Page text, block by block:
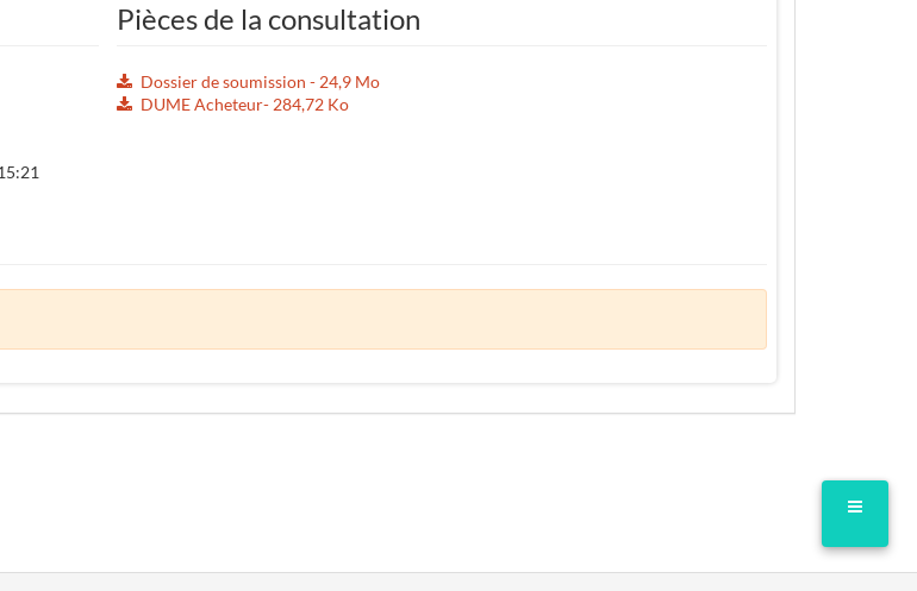
Pièces de la consultation
Dossier de soumission - 24,9 Mo
DUME Acheteur- 284,72 Ko